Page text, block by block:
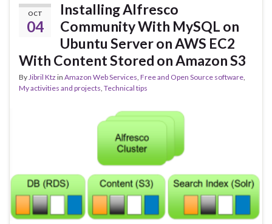
OCT
04
Installing Alfresco
Community With MySQL on
Ubuntu Server on AWS EC2
With Content Stored on Amazon S3
ByJibril Ktz in Amazon Web Services, Free and Open Source software,
My activities and projects, Technical tips